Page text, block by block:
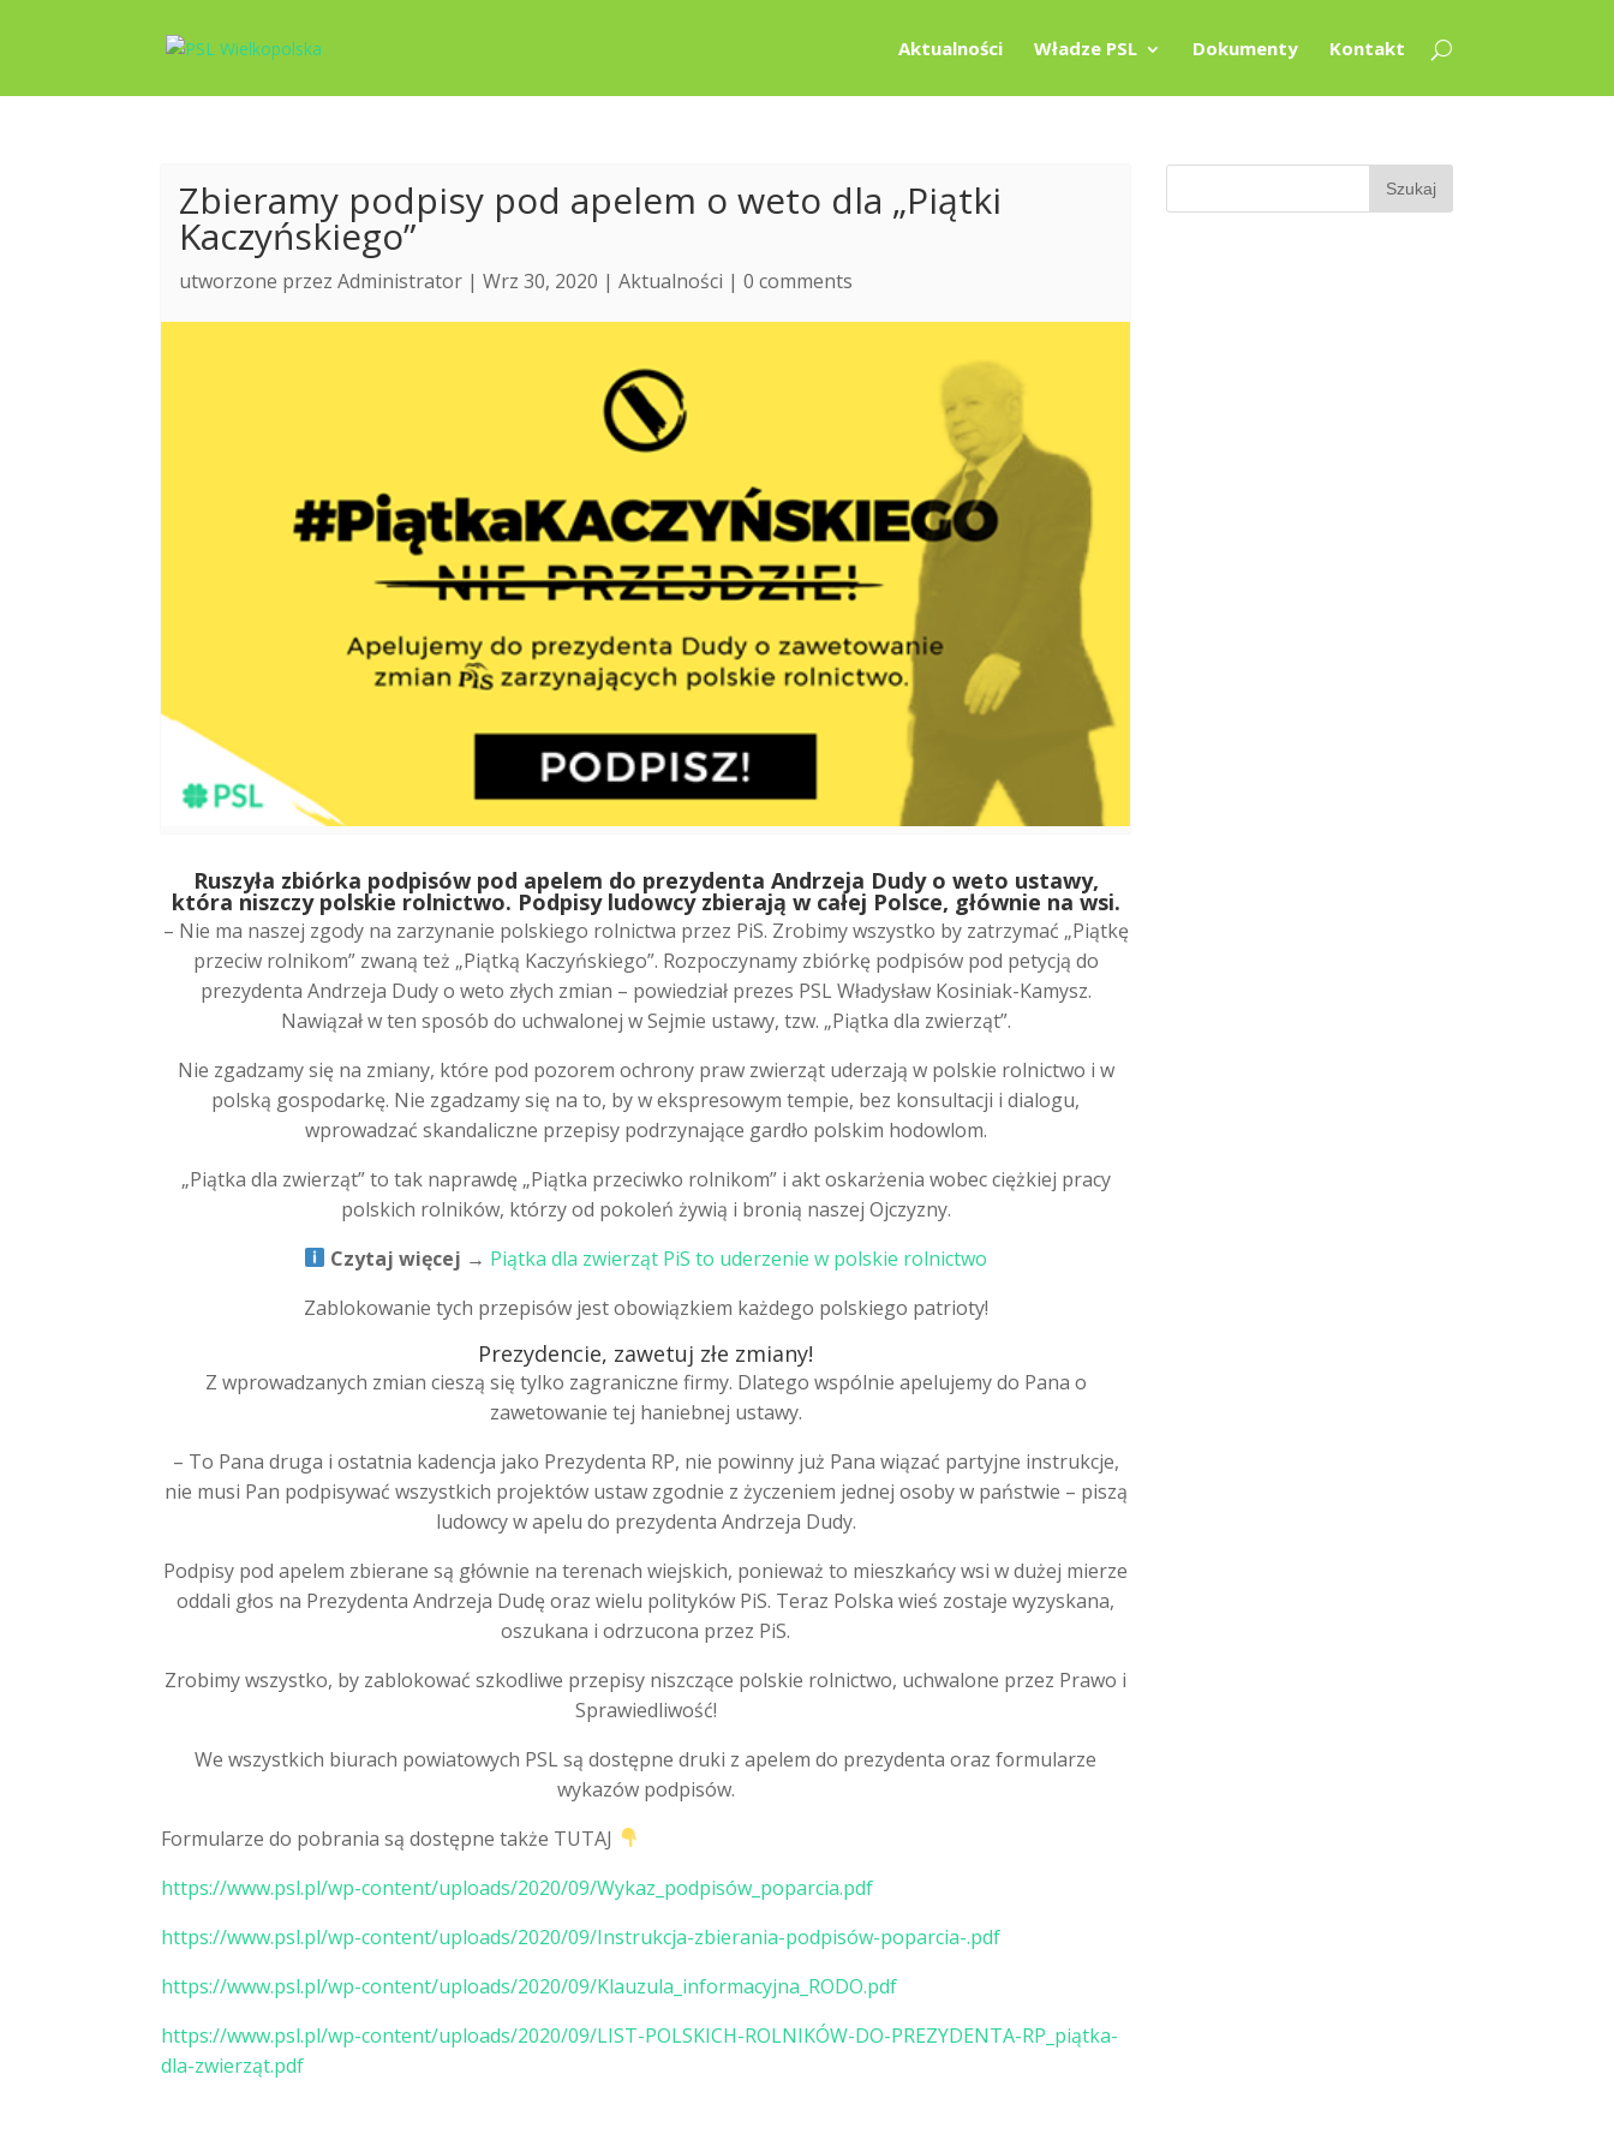
Aktualności Władze PSL Dokumenty Kontakt
Zbieramy podpisy pod apelem o weto dla „Piątki
Kaczyńskiego”
utworzone przezAdministrator | Wrz 30, 2020 |Aktualności |0 comments
Ruszyła zbiórka podpisów pod apelem do prezydenta Andrzeja Dudy o weto ustawy,
która niszczy polskie rolnictwo. Podpisy ludowcy zbierają w całej Polsce, głównie na wsi.
– Nie ma naszej zgody na zarzynanie polskiego rolnictwa przez PiS. Zrobimy wszystko by zatrzymać „Piątkę
przeciw rolnikom” zwaną też „Piątką Kaczyńskiego”. Rozpoczynamy zbiórkę podpisów pod petycją do
prezydenta Andrzeja Dudy o weto złych zmian – powiedział prezes PSL Władysław Kosiniak-Kamysz.
Nawiązał w ten sposób do uchwalonej w Sejmie ustawy, tzw. „Piątka dla zwierząt”.
Nie zgadzamy się na zmiany, które pod pozorem ochrony praw zwierząt uderzają w polskie rolnictwo i w
polską gospodarkę. Nie zgadzamy się na to, by w ekspresowym tempie, bez konsultacji i dialogu,
wprowadzać skandaliczne przepisy podrzynające gardło polskim hodowlom.
„Piątka dla zwierząt” to tak naprawdę „Piątka przeciwko rolnikom” i akt oskarżenia wobec ciężkiej pracy
polskich rolników, którzy od pokoleń żywią i bronią naszej Ojczyzny.
Czytaj więcej → Piątka dla zwierząt PiS to uderzenie w polskie rolnictwo
Zablokowanie tych przepisów jest obowiązkiem każdego polskiego patrioty!
Prezydencie, zawetuj złe zmiany!
Z wprowadzanych zmian cieszą się tylko zagraniczne firmy. Dlatego wspólnie apelujemy do Pana o
zawetowanie tej haniebnej ustawy.
– To Pana druga i ostatnia kadencja jako Prezydenta RP, nie powinny już Pana wiązać partyjne instrukcje,
nie musi Pan podpisywać wszystkich projektów ustaw zgodnie z życzeniem jednej osoby w państwie – piszą
ludowcy w apelu do prezydenta Andrzeja Dudy.
Podpisy pod apelem zbierane są głównie na terenach wiejskich, ponieważ to mieszkańcy wsi w dużej mierze
oddali głos na Prezydenta Andrzeja Dudę oraz wielu polityków PiS. Teraz Polska wieś zostaje wyzyskana,
oszukana i odrzucona przez PiS.
Zrobimy wszystko, by zablokować szkodliwe przepisy niszczące polskie rolnictwo, uchwalone przez Prawo i
Sprawiedliwość!
We wszystkich biurach powiatowych PSL są dostępne druki z apelem do prezydenta oraz formularze
wykazów podpisów.
Formularze do pobrania są dostępne także TUTAJ
https://www.psl.pl/wp-content/uploads/2020/09/Wykaz_podpisów_poparcia.pdf
https://www.psl.pl/wp-content/uploads/2020/09/Instrukcja-zbierania-podpisów-poparcia-.pdf
https://www.psl.pl/wp-content/uploads/2020/09/Klauzula_informacyjna_RODO.pdf
https://www.psl.pl/wp-content/uploads/2020/09/LIST-POLSKICH-ROLNIKÓW-DO-PREZYDENTA-RP_piątka-
dla-zwierząt.pdf